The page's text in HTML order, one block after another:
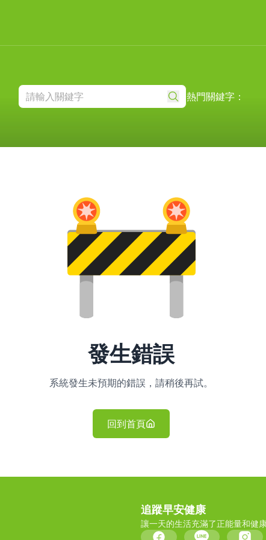
熱門關鍵字：
發生錯誤
系統發生未預期的錯誤，請稍後再試。
回到首頁
追蹤早安健康
讓一天的生活充滿了正能量和健